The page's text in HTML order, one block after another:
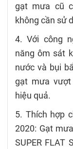
gạt mưa cũ
không cần sử
4. Với công
năng ôm sát
nước và bụi
gạt mưa
hiệu quả.
5. Thích hợp
2020: Gạt
SUPER FLAT